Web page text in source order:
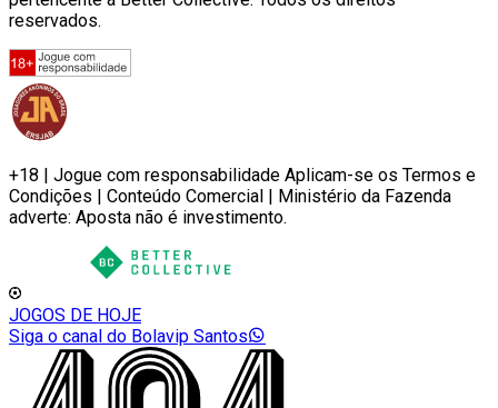
reservados.
+18 | Jogue com responsabilidade Aplicam-se os Termos e
Condições | Conteúdo Comercial | Ministério da Fazenda
adverte: Aposta não é investimento.
JOGOS DE HOJE
Siga o canal do Bolavip Santos